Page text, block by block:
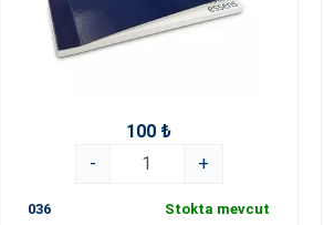
100 ₺
-
+
036 Stokta mevcut